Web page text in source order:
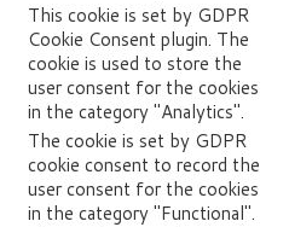
This cookie is set by GDPR
Cookie Consent plugin. The
cookie is used to store the
user consent for the cookies
in the category "Analytics".
The cookie is set by GDPR
cookie consent to record the
user consent for the cookies
in the category "Functional".